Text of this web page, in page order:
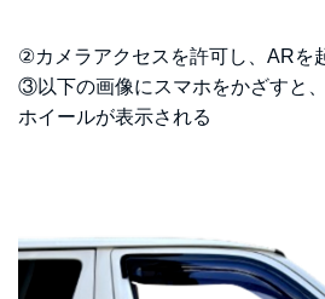
②カメラアクセスを許可し、ARを
③以下の画像にスマホをかざすと
ホイールが表示される